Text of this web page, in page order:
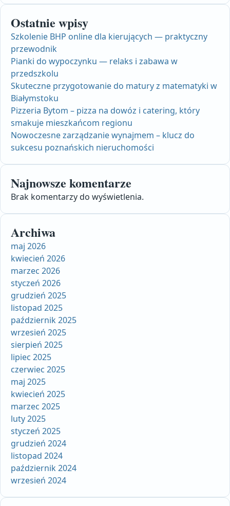
Ostatnie wpisy
Szkolenie BHP online dla kierujących — praktyczny
przewodnik
Pianki do wypoczynku — relaks i zabawa w
przedszkolu
Skuteczne przygotowanie do matury z matematyki w
Białymstoku
Pizzeria Bytom – pizza na dowóz i catering, który
smakuje mieszkańcom regionu
Nowoczesne zarządzanie wynajmem – klucz do
sukcesu poznańskich nieruchomości
Najnowsze komentarze
Brak komentarzy do wyświetlenia.
Archiwa
maj 2026
kwiecień 2026
marzec 2026
styczeń 2026
grudzień 2025
listopad 2025
październik 2025
wrzesień 2025
sierpień 2025
lipiec 2025
czerwiec 2025
maj 2025
kwiecień 2025
marzec 2025
luty 2025
styczeń 2025
grudzień 2024
listopad 2024
październik 2024
wrzesień 2024